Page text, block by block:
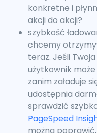
konkretne i
akcji do akcji?
szybkość
chcemy
teraz. Jeśli
użytkownik
zanim załaduje
udostępnia
sprawdzić
PageSpeed